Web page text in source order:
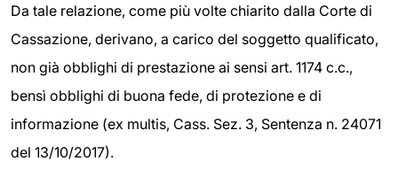
Da tale relazione, come più volte chiarito dalla Corte di
Cassazione, derivano, a carico del soggetto qualificato,
non già obblighi di prestazione ai sensi art. 1174 c.c.,
bensì obblighi di buona fede, di protezione e di
informazione (ex multis, Cass. Sez. 3, Sentenza n. 24071
del 13/10/2017).